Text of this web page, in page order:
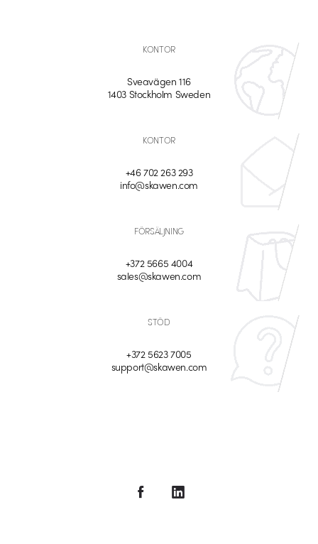
KONTOR
Sveavägen 116
1403 Stockholm Sweden
KONTOR
+46 702 263 293
info@skawen.com
FÖRSÄLJNING
+372 5665 4004
sales@skawen.com
STÖD
+372 5623 7005
support@skawen.com